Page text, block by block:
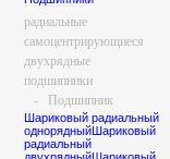
радиальные
самоцентрирующиеся
двухрядные
подшипники
Шариковый радиальный
однорядныйШариковый
радиальный
-
Подшипник
153548 H СЗПК